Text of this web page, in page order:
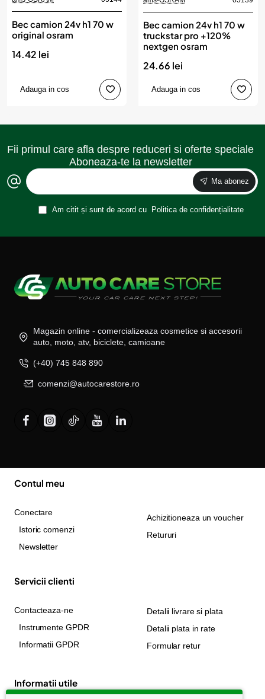
Bec camion 24v h1 70 w
original osram
14.42 lei
Adauga in cos
Bec camion 24v h1 70 w
truckstar pro +120%
nextgen osram
24.66 lei
Adauga in cos
Fii primul care afla despre reduceri si oferte speciale
Aboneaza-te la newsletter
Ma abonez
Am citit și sunt de acord cu Politica de confidențialitate
Magazin online - comercializeaza cosmetice si accesorii
auto, moto, atv, biciclete, camioane
(+40) 745 848 890
comenzi@autocarestore.ro
Contul meu
Conectare
Istoric comenzi
Newsletter
Achizitioneaza un voucher
Retururi
Servicii clienti
Contacteaza-ne
Instrumente GPDR
Informatii GPDR
Detalii livrare si plata
Detalii plata in rate
Formular retur
Informatii utile